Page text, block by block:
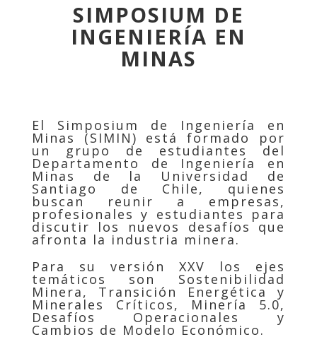
SIMPOSIUM DE
INGENIERÍA EN
MINAS
El Simposium de Ingeniería en
Minas (SIMIN) está formado por
un grupo de estudiantes del
Departamento de Ingeniería en
Minas de la Universidad de
Santiago de Chile, quienes
buscan reunir a empresas,
profesionales y estudiantes para
discutir los nuevos desafíos que
afronta la industria minera.
Para su versión XXV los ejes
temáticos son Sostenibilidad
Minera, Transición Energética y
Minerales Críticos, Minería 5.0,
Desafíos Operacionales y
Cambios de Modelo Económico.